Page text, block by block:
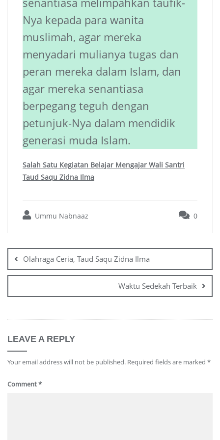
Nya kepada para wanita
muslimah, agar mereka
menyadari mulianya tugas dan
peran mereka dalam Islam, dan
agar mereka senantiasa
berpegang teguh dengan
petunjuk-Nya dalam mendidik
generasi muda Islam.
Salah Satu Kegiatan Belajar Mengajar Wali Santri
Taud Saqu Zidna Ilma
Ummu Nabnaaz 0
navigation
Olahraga Ceria, Taud Saqu Zidna Ilma
Waktu Sedekah Terbaik
LEAVE A REPLY
Your email address will not be published. Required fields are marked *
Comment*